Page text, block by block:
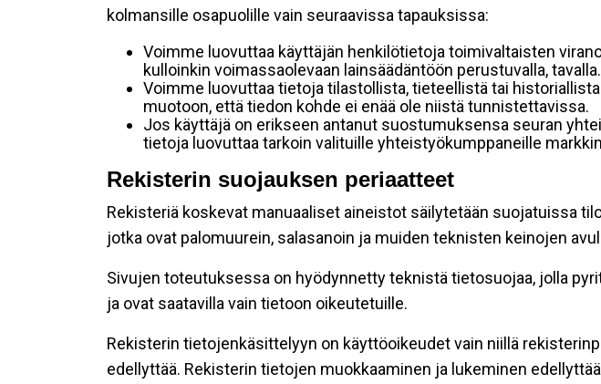
kolmansille osapuolille vain seuraavissa tapauksissa:
Voimme luovuttaa käyttäjän henkilötietoja toimivaltaisten
kulloinkin voimassaolevaan lainsäädäntöön perustuvalla, tavalla.
Voimme luovuttaa tietoja tilastollista, tieteellistä tai
muotoon, että tiedon kohde ei enää ole niistä tunnistettavissa.
Jos käyttäjä on erikseen antanut suostumuksensa seuran
tietoja luovuttaa tarkoin valituille yhteistyökumppaneille
Rekisterin suojauksen periaatteet
Rekisteriä koskevat manuaaliset aineistot säilytetään suojatuissa
jotka ovat palomuurein, salasanoin ja muiden teknisten keinojen
Sivujen toteutuksessa on hyödynnetty teknistä tietosuojaa, jolla
ja ovat saatavilla vain tietoon oikeutetuille.
Rekisterin tietojenkäsittelyyn on käyttöoikeudet vain niillä
edellyttää. Rekisterin tietojen muokkaaminen ja lukeminen